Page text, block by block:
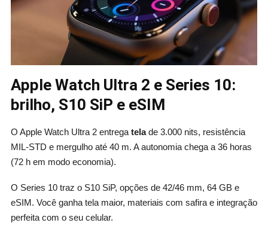
Apple Watch Ultra 2 e Series 10:
brilho, S10 SiP e eSIM
O Apple Watch Ultra 2 entrega telade 3.000 nits, resistência
MIL‑STD e mergulho até 40 m. A autonomia chega a 36 horas
(72 h em modo economia).
O Series 10 traz o S10 SiP, opções de 42/46 mm, 64 GB e
eSIM. Você ganha tela maior, materiais com safira e integração
perfeita com o seu celular.